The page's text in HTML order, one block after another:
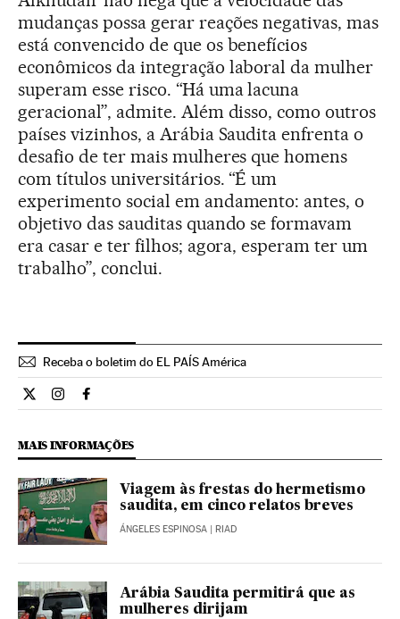
mudanças possa gerar reações negativas, mas
está convencido de que os benefícios
econômicos da integração laboral da mulher
superam esse risco. “Há uma lacuna
geracional”, admite. Além disso, como outros
países vizinhos, a Arábia Saudita enfrenta o
desafio de ter mais mulheres que homens
com títulos universitários. “É um
experimento social em andamento: antes, o
objetivo das sauditas quando se formavam
era casar e ter filhos; agora, esperam ter um
trabalho”, conclui.
Receba o boletim do EL PAÍS América
Internacional El País Brasil en Twitter
Internacional El País Brasil en Instagram
Internacional El País Brasil en Facebook
MAIS INFORMAÇÕES
Viagem às frestas do hermetismo
saudita, em cinco relatos breves
ÁNGELES ESPINOSA | RIAD
Arábia Saudita permitirá que as
mulheres dirijam